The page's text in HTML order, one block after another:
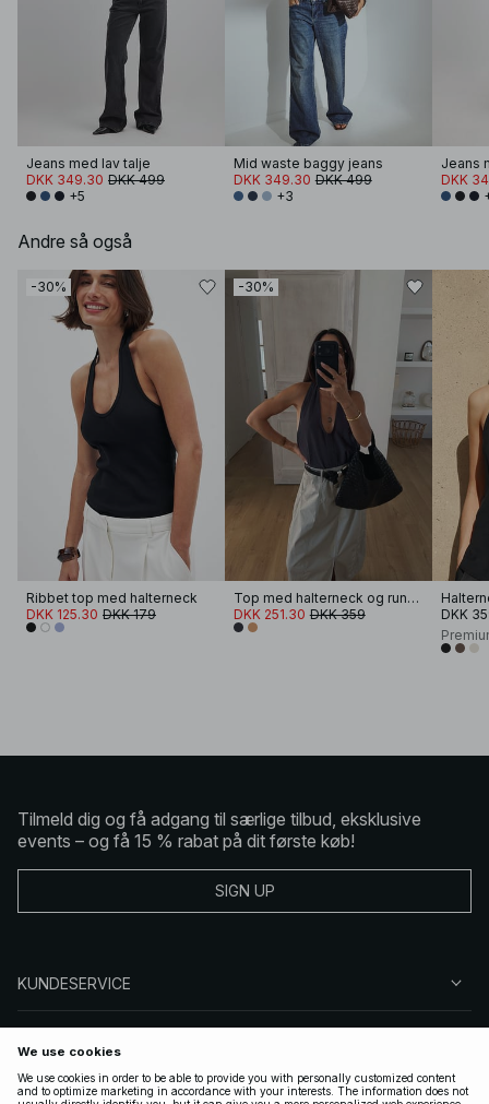
Jeans med lav talje
DKK 349.30 DKK 499
+5
Mid waste baggy jeans
DKK 349.30 DKK 499
+3
Jeans
DKK
Andre så også
-30%
Ribbet top med halterneck
DKK 125.30 DKK 179
-30%
Top med halterneck og rund halsudskæring
DKK 251.30 DKK 359
DKK
Tilmeld dig og få adgang til særlige tilbud, eksklusive
events – og få 15 % rabat på dit første køb!
SIGN UP
KUNDESERVICE
FØLG OS